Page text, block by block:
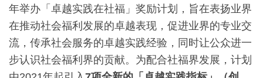
年举办「卓越实践在社福」奖励计划，旨在表扬业界
在推动社会福利发展的卓越表现，促进业界的专业交
流，传承社会服务的卓越实践经验，同时让公众进一
步认识社会福利界的贡献。为配合社福界发展，计划